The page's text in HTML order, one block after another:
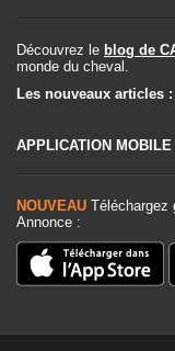
Découvrez le blog de
monde du cheval.
Les nouveaux articles :
APPLICATION MOBILE
NOUVEAU Téléchargez
Annonce :